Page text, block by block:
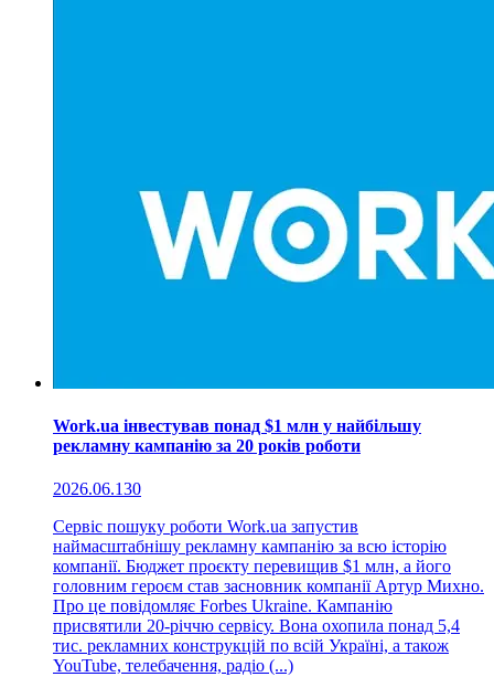
Work.ua інвестував понад $1 млн у найбільшу
рекламну кампанію за 20 років роботи
2026.06.130
Сервіс пошуку роботи Work.ua запустив
наймасштабнішу рекламну кампанію за всю історію
компанії. Бюджет проєкту перевищив $1 млн, а його
головним героєм став засновник компанії Артур Михно.
Про це повідомляє Forbes Ukraine. Кампанію
присвятили 20-річчю сервісу. Вона охопила понад 5,4
тис. рекламних конструкцій по всій Україні, а також
YouTube, телебачення, радіо (...)